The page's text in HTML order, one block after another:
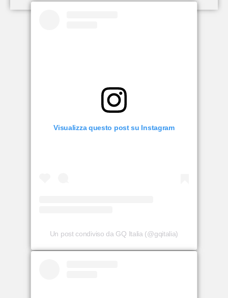
Visualizza questo post su Instagram
Un post condiviso da GQ Italia (@gqitalia)